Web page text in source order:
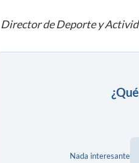
Director de Deporte y
Nada interesante